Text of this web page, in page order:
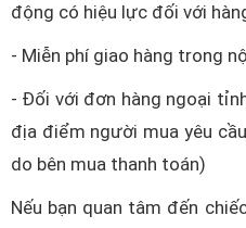
động có hiệu lực đối với
- Miễn phí giao hàng trong
- Đối với đơn hàng ngoại
địa điểm người mua yêu
do bên mua thanh toán)
Nếu bạn quan tâm đến